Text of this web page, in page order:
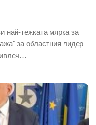
най-тежката мярка за
за областния лидер